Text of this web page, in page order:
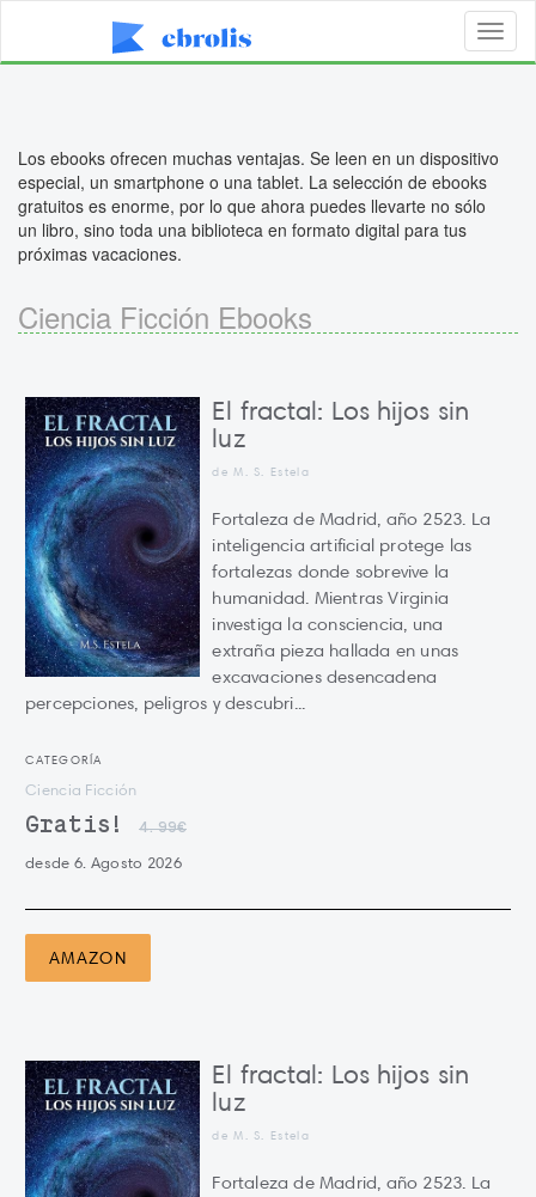
Los ebooks ofrecen muchas ventajas. Se leen en un dispositivo
especial, un smartphone o una tablet. La selección de ebooks
gratuitos es enorme, por lo que ahora puedes llevarte no sólo
un libro, sino toda una biblioteca en formato digital para tus
próximas vacaciones.
Ciencia Ficción Ebooks
El fractal: Los hijos sin
luz
de M. S. Estela
Fortaleza de Madrid, año 2523. La
inteligencia artificial protege las
fortalezas donde sobrevive la
humanidad. Mientras Virginia
investiga la consciencia, una
extraña pieza hallada en unas
excavaciones desencadena
percepciones, peligros y descubri...
CATEGORÍA
Ciencia Ficción
Gratis! 4.99€
desde 6. Agosto 2026
AMAZON
El fractal: Los hijos sin
luz
de M. S. Estela
Fortaleza de Madrid, año 2523. La